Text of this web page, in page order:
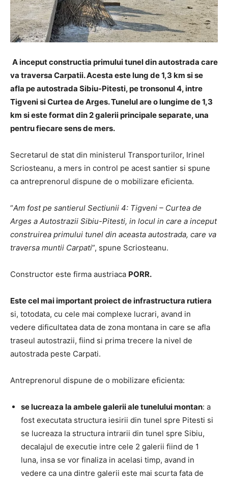
A inceput constructia primului tunel din autostrada care
va traversa Carpatii. Acesta este lung de 1,3 km si se
afla pe autostrada Sibiu-Pitesti, pe tronsonul 4, intre
Tigveni si Curtea de Arges. Tunelul are o lungime de 1,3
km si este format din 2 galerii principale separate, una
pentru fiecare sens de mers.
Secretarul de stat din ministerul Transporturilor, Irinel
Scriosteanu, a mers in control pe acest santier si spune
ca antreprenorul dispune de o mobilizare eficienta.
“Am fost pe santierul Sectiunii 4: Tigveni – Curtea de
Arges a Autostrazii Sibiu-Pitesti, in locul in care a inceput
construirea primului tunel din aceasta autostrada, care va
traversa muntii Carpati”, spune Scriosteanu.
Constructor este firma austriaca PORR.
Este cel mai important proiect de infrastructura rutiera
si, totodata, cu cele mai complexe lucrari, avand in
vedere dificultatea data de zona montana in care se afla
traseul autostrazii, fiind si prima trecere la nivel de
autostrada peste Carpati.
Antreprenorul dispune de o mobilizare eficienta:
se lucreaza la ambele galerii ale tunelului montan: a
fost executata structura iesirii din tunel spre Pitesti si
se lucreaza la structura intrarii din tunel spre Sibiu,
decalajul de executie intre cele 2 galerii fiind de 1
luna, insa se vor finaliza in acelasi timp, avand in
vedere ca una dintre galerii este mai scurta fata de